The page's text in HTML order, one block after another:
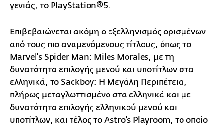
γενιάς, το PlayStation®5.
Επιβεβαιώνεται ακόμη ο εξελληνισμός ορισμένων
από τους πιο αναμενόμενους τίτλους, όπως το
Marvel's Spider Man: Miles Morales, με τη
δυνατότητα επιλογής μενού και υποτίτλων στα
ελληνικά, το Sackboy: Η Μεγάλη Περιπέτεια,
πλήρως μεταγλωττισμένο στα ελληνικά και με
δυνατότητα επιλογής ελληνικού μενού και
υποτίτλων, και τέλος το Astro's Playroom, το οποίο